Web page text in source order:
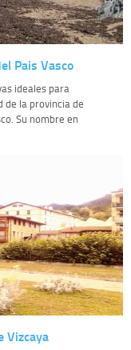
Pais Vasco
ideales para
de la provincia de
Su nombre en
Vizcaya